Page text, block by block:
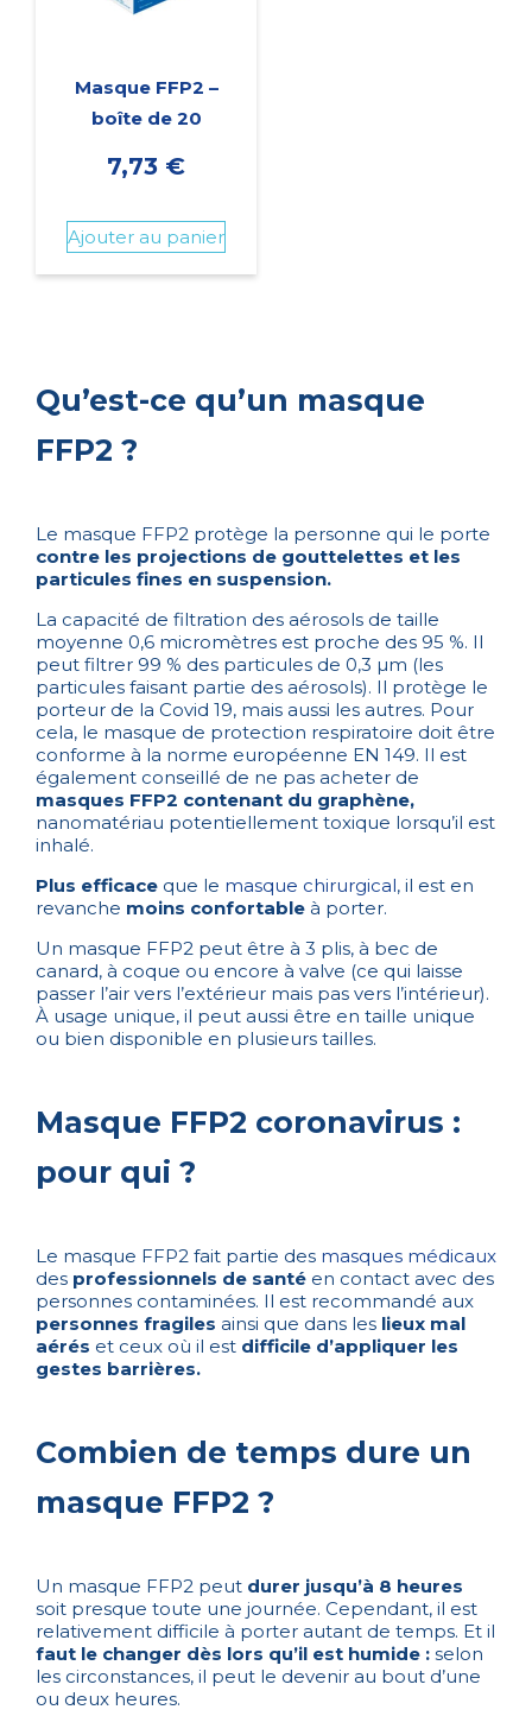
Masque FFP2 –
boîte de 20
7,73 €
Ajouter au panier
Qu’est-ce qu’un masque
FFP2 ?
Le masque FFP2 protège la personne qui le porte
contre les projections de gouttelettes et les
particules fines en suspension.
La capacité de filtration des aérosols de taille
moyenne 0,6 micromètres est proche des 95 %. Il
peut filtrer 99 % des particules de 0,3 µm (les
particules faisant partie des aérosols). Il protège le
porteur de la Covid 19, mais aussi les autres. Pour
cela, le masque de protection respiratoire doit être
conforme à la norme européenne EN 149. Il est
également conseillé de ne pas acheter de
masques FFP2 contenant du graphène,
nanomatériau potentiellement toxique lorsqu’il est
inhalé.
Plus efficace que le masque chirurgical, il est en
revanche moins confortable à porter.
Un masque FFP2 peut être à 3 plis, à bec de
canard, à coque ou encore à valve (ce qui laisse
passer l’air vers l’extérieur mais pas vers l’intérieur).
À usage unique, il peut aussi être en taille unique
ou bien disponible en plusieurs tailles.
Masque FFP2 coronavirus :
pour qui ?
Le masque FFP2 fait partie des masques médicaux
des professionnels de santé en contact avec des
personnes contaminées. Il est recommandé aux
personnes fragiles ainsi que dans les lieux mal
aérés et ceux où il est difficile d’appliquer les
gestes barrières.
Combien de temps dure un
masque FFP2 ?
Un masque FFP2 peut durer jusqu’à 8 heures
soit presque toute une journée. Cependant, il est
relativement difficile à porter autant de temps. Et il
faut le changer dès lors qu’il est humide : selon
les circonstances, il peut le devenir au bout d’une
ou deux heures.